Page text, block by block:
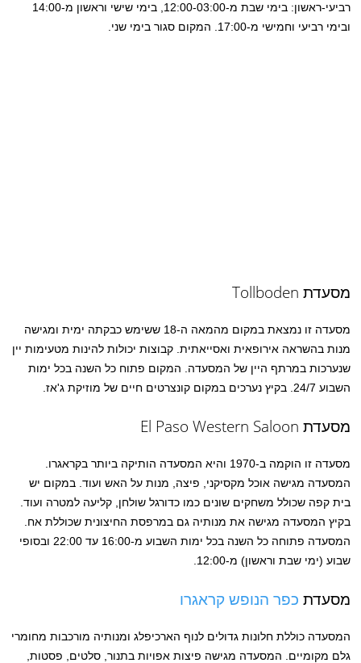
רביעי-ראשון: בימי שבת מ-12:00-03:00, בימי שישי וראשון מ-14:00
ובימי רביעי וחמישי מ-17:00. המקום סגור בימי שני.
מסעדת Tollboden
מסעדה זו נמצאת במקום מהמאה ה-18 ששימש כבקתה ימית ומגישה
מנות בהשראה אירופאית ואסייאתית. קבוצות יכולות להינות מטעימות יין
שנערכות במרתף היין של המסעדה. המקום פתוח כל השנה בכל ימות
השבוע 24/7. בקיץ נערכים במקום קונצרטים חיים של מוזיקת ג'אז.
מסעדת El Paso Western Saloon
מסעדה זו הוקמה ב-1970 והיא המסעדה הותיקה ביותר בקראגרו.
המסעדה מגישה אוכל מקסיקני, פיצה, מנות על האש ועוד. במקום יש
בית קפה שכולל משחקים שונים כמו כדורגל שולחן, קליעה למטרה ועוד.
בקיץ המסעדה מגישה את מנותיה גם במרפסת החיצונית שכוללת אח.
המסעדה פתוחה כל השנה בכל ימות השבוע מ-16:00 עד 22:00 ובסופי
שבוע (ימי שבת וראשון) מ-12:00.
מסעדת כפר הנופש קראגרו
המסעדה כוללת חלונות גדולים לנוף הארכיפלג ומנותיה מורכבות מחומרי
גלם מקומיים. המסעדה מגישה פיצות אפויות בתנור, סלטים, פסטות,